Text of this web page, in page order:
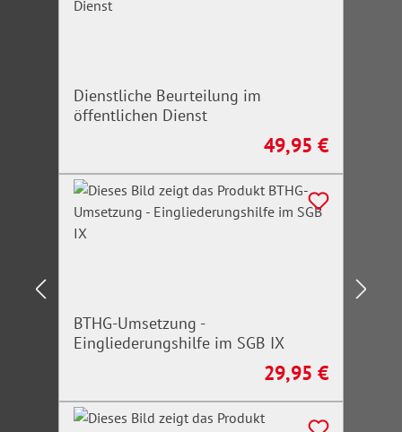
Dienstliche Beurteilung im
öffentlichen Dienst
Regulärer Preis:
49,95 €
BTHG-Umsetzung -
Eingliederungshilfe im SGB IX
Regulärer Preis:
29,95 €